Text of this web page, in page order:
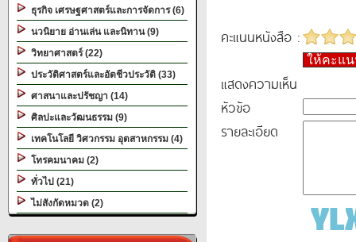
ธุรกิจ เศรษฐศาสตร์และการจัดการ (6)
นวนิยาย อ่านเล่น และนิทาน (9)
วิทยาศาสตร์ (22)
ประวัติศาสตร์และอัตชีวประวัติ (33)
ศาสนาและปรัชญา (14)
ศิลปะและวัฒนธรรม (9)
เทคโนโลยี วิศวกรรม อุตสาหกรรม (4)
โทรคมนาคม (2)
ทั่วไป (21)
ไม่สังกัดหมวด (2)
คะแนนหนังสือ :
ให้คะแ
แสดงความเห็น
หัวข้อ
รายละเอียด